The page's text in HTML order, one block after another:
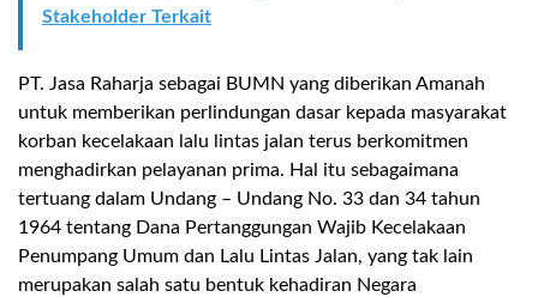
Stakeholder Terkait
PT. Jasa Raharja sebagai BUMN yang diberikan Amanah
untuk memberikan perlindungan dasar kepada masyarakat
korban kecelakaan lalu lintas jalan terus berkomitmen
menghadirkan pelayanan prima. Hal itu sebagaimana
tertuang dalam Undang – Undang No. 33 dan 34 tahun
1964 tentang Dana Pertanggungan Wajib Kecelakaan
Penumpang Umum dan Lalu Lintas Jalan, yang tak lain
merupakan salah satu bentuk kehadiran Negara